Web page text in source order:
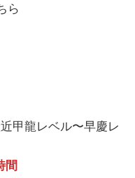
ら
甲龍レベル〜早慶レ
間